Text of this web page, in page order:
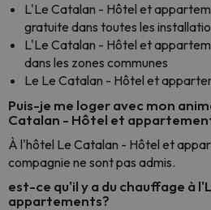
L'Le Catalan - Hôtel et
gratuite dans toutes les
L'Le Catalan - Hôtel et
dans les zones communes
Le Le Catalan - Hôtel et
Puis-je me loger avec mon
Catalan - Hôtel et
À l'hôtel Le Catalan - Hôtel et
compagnie ne sont pas admis.
est-ce qu'il y a du chauffage à
appartements?